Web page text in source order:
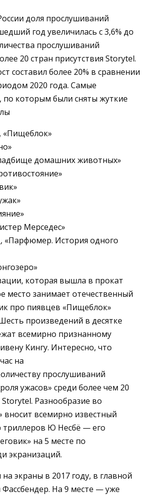
доля прослушиваний
год увеличилась с 3,6% до
прослушиваний
20 стран присутствия Storytel.
составил более 20% в сравнении
2020 года. Самые
по которым были сняты жуткие
«Пищеблок»
домашних животных»
Мерседес»
«Парфюмер. История одного
которая вышла в прокат
место занимает отечественный
про пиявцев «Пищеблок»
произведений в десятке
всемирно признанному
Кингу. Интересно, что
на
прослушиваний
ужасов» среди более чем 20
Storytel. Разнообразие во
вносит всемирно известный
триллеров Ю Несбё — его
на 5 месте по
экранизаций.
экраны в 2017 году, в главной
Фассбендер. На 9 месте — уже